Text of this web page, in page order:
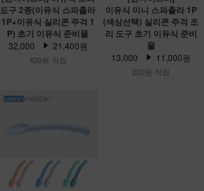
도구 2종(이유식 스파츌라
1P+이유식 실리콘 주걱 1
P) 초기 이유식 준비물
32,000 21,400원
420원 적립
이유식 미니 스파츌라 1P
(색상선택) 실리콘 주걱 조
리 도구 초기 이유식 준비
물
13,000 11,000원
220원 적립